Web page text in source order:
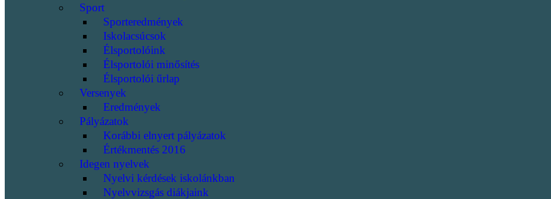
Sport
Sporteredmények
Iskolacsúcsok
Élsportolóink
Élsportolói minősítés
Élsportolói űrlap
Versenyek
Eredmények
Pályázatok
Korábbi elnyert pályázatok
Értékmentés 2016
Idegen nyelvek
Nyelvi kérdések iskolánkban
Nyelvvizsgás diákjaink